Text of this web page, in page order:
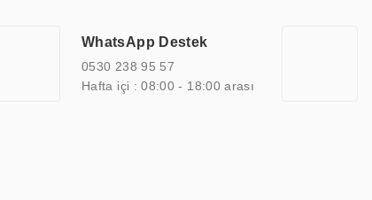
standartlarda kalite belgelerine ve sertifikalara sahip olup,
özel çözümleri ile iş ortaklarının öne çıkmasına ve
WhatsApp Destek
0530 238 95 57
Hafta içi : 08:00 - 18:00 arası